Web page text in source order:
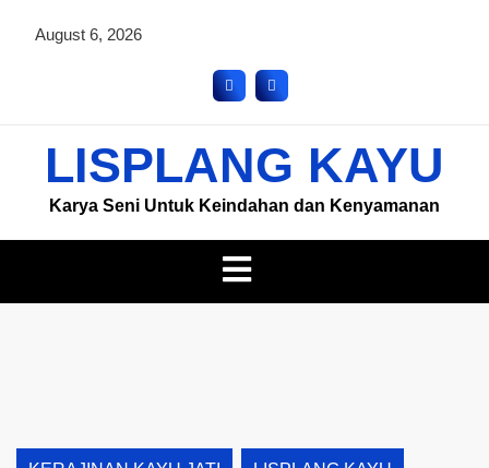
August 6, 2026
LISPLANG KAYU
Karya Seni Untuk Keindahan dan Kenyamanan